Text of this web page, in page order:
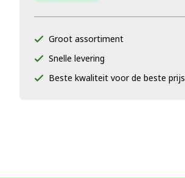
Groot assortiment
Snelle levering
Beste kwaliteit voor de beste prijs